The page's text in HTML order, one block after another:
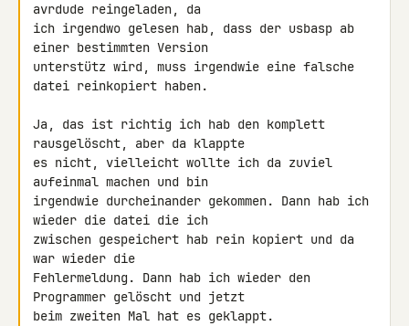
avrdude reingeladen, da
ich irgendwo gelesen hab, dass der usbasp ab
einer bestimmten Version
unterstütz wird, muss irgendwie eine falsche
datei reinkopiert haben.
Ja, das ist richtig ich hab den komplett
rausgelöscht, aber da klappte
es nicht, vielleicht wollte ich da zuviel
aufeinmal machen und bin
irgendwie durcheinander gekommen. Dann hab ich
wieder die datei die ich
zwischen gespeichert hab rein kopiert und da
war wieder die
Fehlermeldung. Dann hab ich wieder den
Programmer gelöscht und jetzt
beim zweiten Mal hat es geklappt.